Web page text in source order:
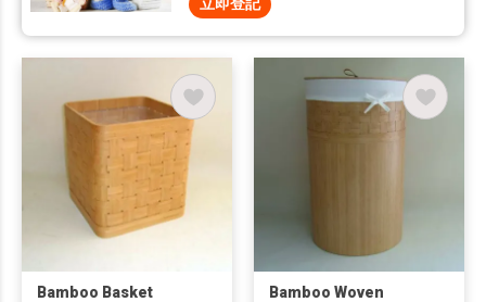
立即登記
Bamboo Basket
Bamboo Woven